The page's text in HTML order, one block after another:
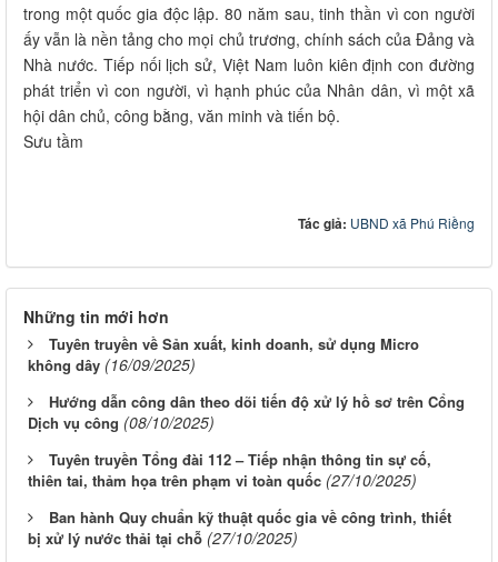
trong một quốc gia độc lập. 80 năm sau, tinh thần vì con người
ấy vẫn là nền tảng cho mọi chủ trương, chính sách của Đảng và
Nhà nước. Tiếp nối lịch sử, Việt Nam luôn kiên định con đường
phát triển vì con người, vì hạnh phúc của Nhân dân, vì một xã
hội dân chủ, công bằng, văn minh và tiến bộ.
Sưu tầm
Tác giả: UBND xã Phú Riềng
Những tin mới hơn
Tuyên truyền về Sản xuất, kinh doanh, sử dụng Micro
không dây (16/09/2025)
Hướng dẫn công dân theo dõi tiến độ xử lý hồ sơ trên Cổng
Dịch vụ công (08/10/2025)
Tuyên truyền Tổng đài 112 – Tiếp nhận thông tin sự cố,
thiên tai, thảm họa trên phạm vi toàn quốc (27/10/2025)
Ban hành Quy chuẩn kỹ thuật quốc gia về công trình, thiết
bị xử lý nước thải tại chỗ (27/10/2025)